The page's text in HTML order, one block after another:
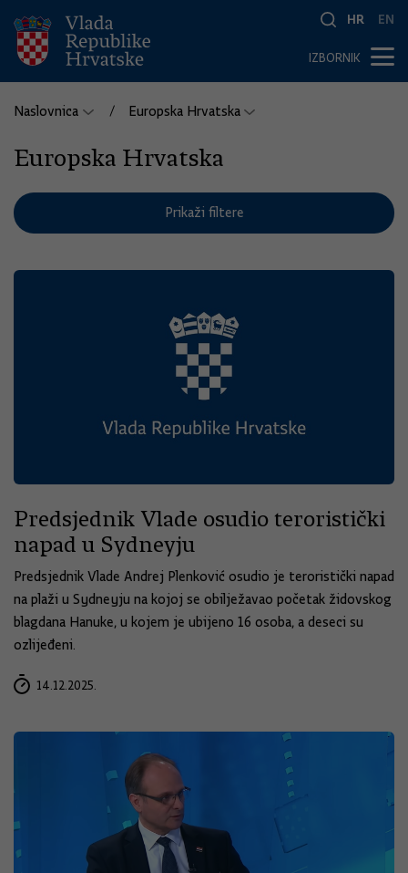
HR EN
IZBORNIK
Naslovnica Europska Hrvatska
Europska Hrvatska
Prikaži filtere
Predsjednik Vlade osudio teroristički
napad u Sydneyju
Predsjednik Vlade Andrej Plenković osudio je teroristički napad
na plaži u Sydneyju na kojoj se obilježavao početak židovskog
blagdana Hanuke, u kojem je ubijeno 16 osoba, a deseci su
ozlijeđeni.
14.12.2025.